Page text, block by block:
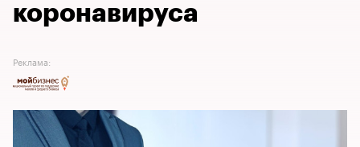
коронавируса
Реклама: